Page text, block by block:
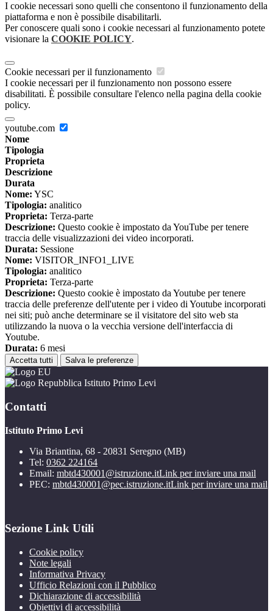
I cookie necessari sono quelli che consentono il funzionamento della
piattaforma e non è possibile disabilitarli.
Per conoscere quali sono i cookie necessari al funzionamento potete
visionare la COOKIE POLICY.
Cookie necessari per il funzionamento
I cookie necessari per il funzionamento non possono essere
disabilitati. È possibile consultare l'elenco nella pagina della cookie
policy.
youtube.com
Nome
Tipologia
Proprieta
Descrizione
Durata
Nome: YSC
Tipologia: analitico
Proprieta: Terza-parte
Descrizione: Questo cookie è impostato da YouTube per tenere
traccia delle visualizzazioni dei video incorporati.
Durata: Sessione
Nome: VISITOR_INFO1_LIVE
Tipologia: analitico
Proprieta: Terza-parte
Descrizione: Questo cookie è impostato da Youtube per tenere
traccia delle preferenze dell'utente per i video di Youtube incorporati
nei siti; può anche determinare se il visitatore del sito web sta
utilizzando la nuova o la vecchia versione dell'interfaccia di
Youtube.
Durata: 6 mesi
Accetta tutti Salva le preferenze
Istituto Primo Levi
Contatti
Istituto Primo Levi
Via Briantina, 68 - 20831 Seregno (MB)
Tel: 0362 224164
Email: mbtd430001@istruzione.itLink per inviare una mail
PEC: mbtd430001@pec.istruzione.itLink per inviare una mail
Sezione Link Utili
Cookie policy
Note legali
Informativa Privacy
Ufficio Relazioni con il Pubblico
Dichiarazione di accessibilità
Obiettivi di accessibilità